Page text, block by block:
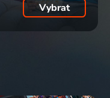
Vybrat